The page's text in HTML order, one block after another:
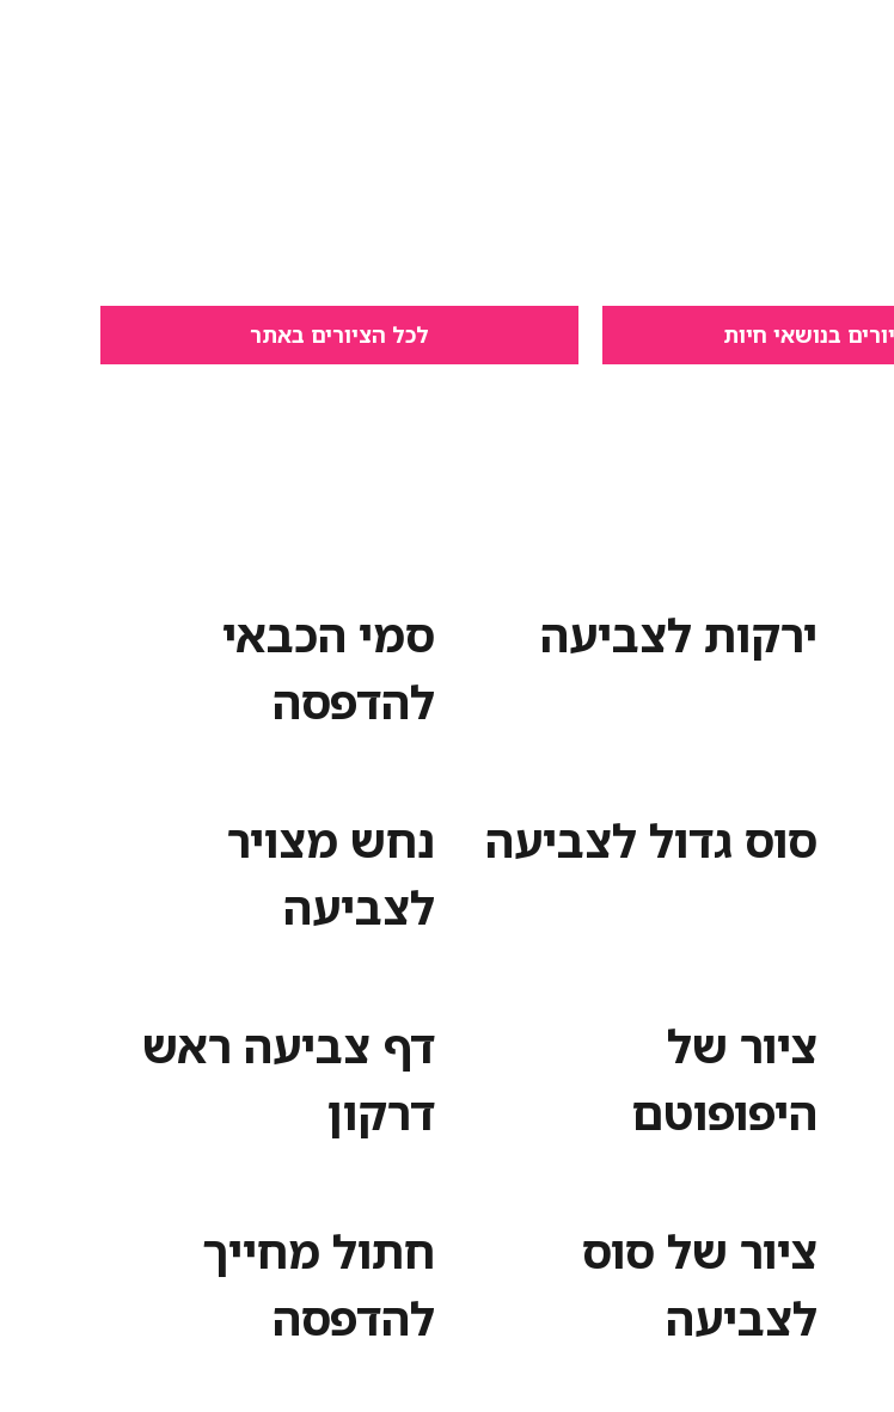
בנושאי חיות לכל הציורים באתר
ירקות לצביעה
סמי הכבאי
להדפסה
סוס גדול לצביעה
נחש מצויר
לצביעה
ציור של
היפופוטם
דף צביעה ראש
דרקון
ציור של סוס
לצביעה
חתול מחייך
להדפסה